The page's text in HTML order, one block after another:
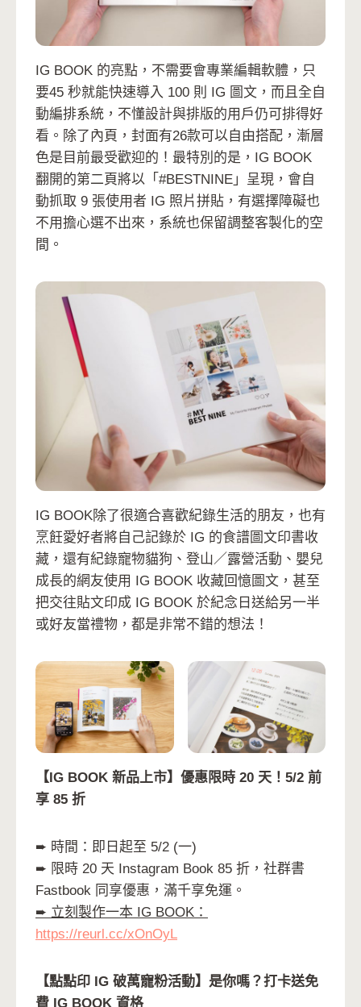
IG BOOK 的亮點，不需要會專業編輯軟體，只
要45 秒就能快速導入 100 則 IG 圖文，而且全自
動編排系統，不懂設計與排版的用戶仍可排得好
看。除了內頁，封面有26款可以自由搭配，漸層
色是目前最受歡迎的！最特別的是，IG BOOK
翻開的第二頁將以「#BESTNINE」呈現，會自
動抓取 9 張使用者 IG 照片拼貼，有選擇障礙也
不用擔心選不出來，系統也保留調整客製化的空
間。
IG BOOK除了很適合喜歡紀錄生活的朋友，也有
烹飪愛好者將自己記錄於 IG 的食譜圖文印書收
藏，還有紀錄寵物貓狗、登山／露營活動、嬰兒
成長的網友使用 IG BOOK 收藏回憶圖文，甚至
把交往貼文印成 IG BOOK 於紀念日送給另一半
或好友當禮物，都是非常不錯的想法！
【IG BOOK 新品上市】優惠限時 20 天！5/2 前
享 85 折
➨ 時間：即日起至 5/2 (一)
➨ 限時 20 天 Instagram Book 85 折，社群書
Fastbook 同享優惠，滿千享免運。
➨ 立刻製作一本 IG BOOK：
https://reurl.cc/xOnOyL
【點點印 IG 破萬寵粉活動】是你嗎？打卡送免
費 IG BOOK 資格